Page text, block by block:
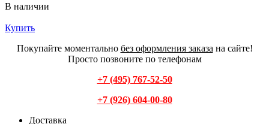
В наличии
Купить
Покупайте моментально без оформления заказа на сайте!
Просто позвоните по телефонам
+7 (495) 767-52-50
+7 (926) 604-00-80
Доставка